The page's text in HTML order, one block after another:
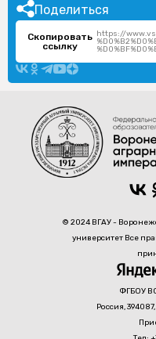
Поделиться
Скопировать
ссылку
https://
© 2024 ВГАУ -
университет Все
ФГБОУ
Россия,